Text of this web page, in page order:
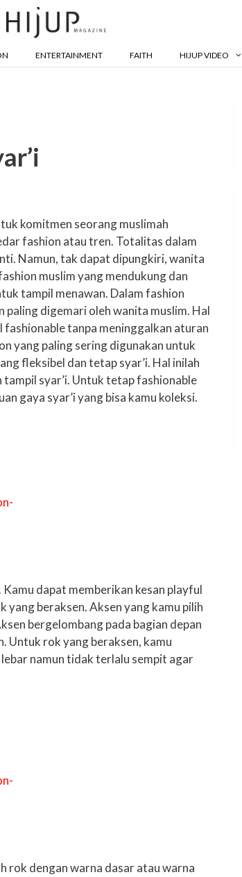
ENTERTAINMENT FAITH HIJUP VIDEO
komitmen seorang muslimah
fashion atau tren. Totalitas dalam
Namun, tak dapat dipungkiri, wanita
muslim yang mendukung dan
tampil menawan. Dalam fashion
paling digemari oleh wanita muslim. Hal
fashionable tanpa meninggalkan aturan
yang paling sering digunakan untuk
fleksibel dan tetap syar’i. Hal inilah
syar’i. Untuk tetap fashionable
gaya syar’i yang bisa kamu koleksi.
dapat memberikan kesan playful
yang beraksen. Aksen yang kamu pilih
bergelombang pada bagian depan
Untuk rok yang beraksen, kamu
namun tidak terlalu sempit agar
rok dengan warna dasar atau warna